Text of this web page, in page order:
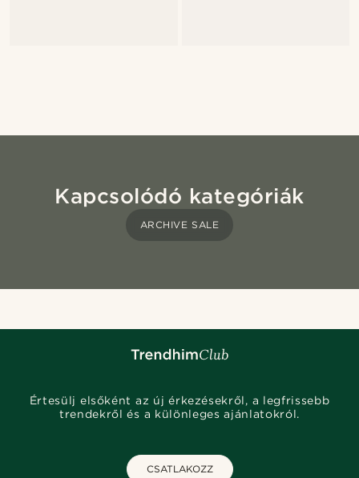
Kapcsolódó kategóriák
ARCHIVE SALE
Értesülj elsőként az új érkezésekről, a legfrissebb
trendekről és a különleges ajánlatokról.
CSATLAKOZZ